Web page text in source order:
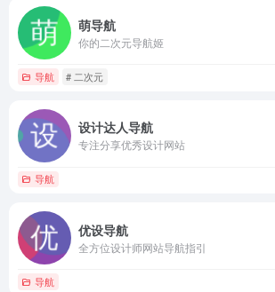
萌导航
你的二次元导航姬
导航 # 二次元
设计达人导航
专注分享优秀设计网站
导航
优设导航
全方位设计师网站导航指引
导航